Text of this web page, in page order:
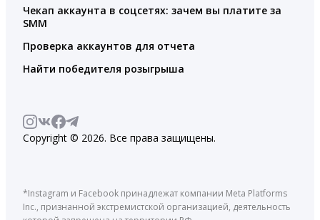
Чекап аккаунта в соцсетях: зачем вы платите за
SMM
Проверка аккаунтов для отчета
Найти победителя розыгрыша
Copyright © 2026. Все права защищены.
*Instagram и Facebook принадлежат компании Meta Platforms
Inc., признанной экстремистской организацией, деятельность